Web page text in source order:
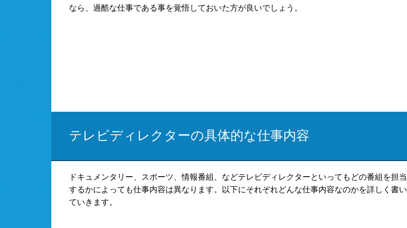
なら、過酷な仕事である事を覚悟しておいた方が良いでしょう。
テレビディレクターの具体的な仕事内容
ドキュメンタリー、スポーツ、情報番組、などテレビディレクターといってもどの番組を担当
するかによっても仕事内容は異なります。以下にそれぞれどんな仕事内容なのかを詳しく書い
ていきます。